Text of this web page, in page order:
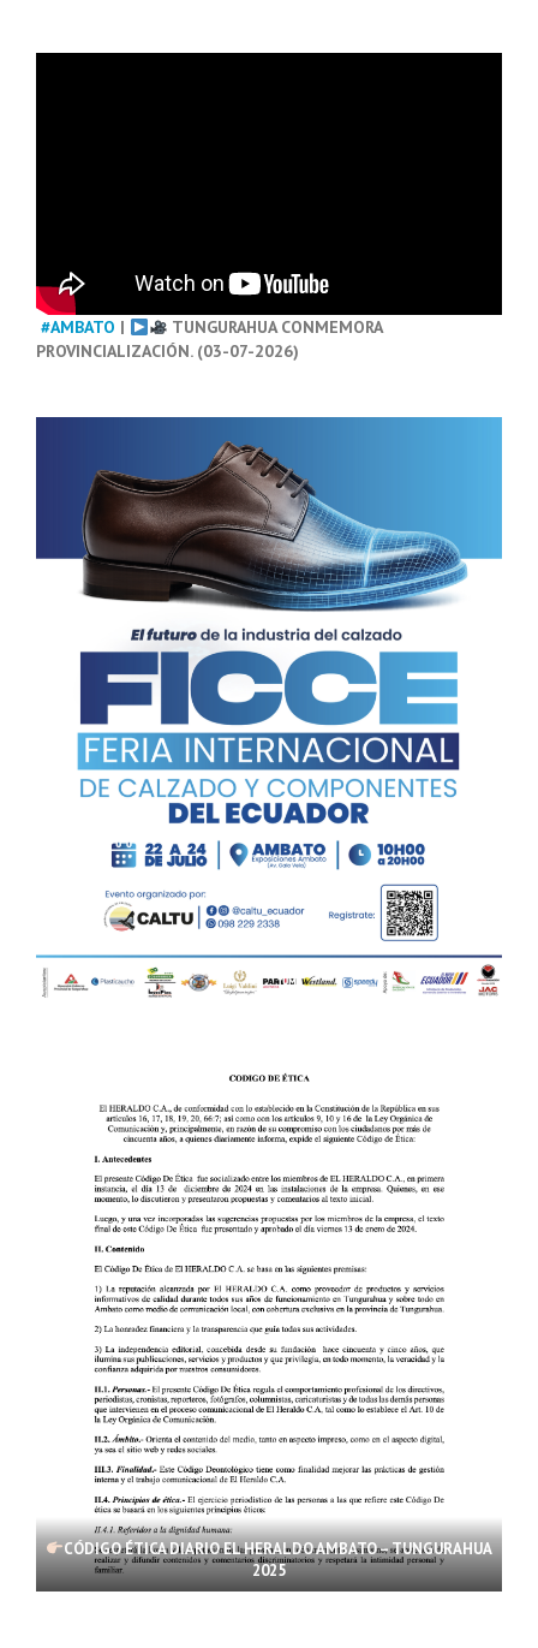
#AMBATO |
TUNGURAHUA CONMEMORA
PROVINCIALIZACIÓN. (03-07-2026)
CÓDIGO ÉTICA DIARIO EL HERALDO AMBATO – TUNGURAHUA
2025